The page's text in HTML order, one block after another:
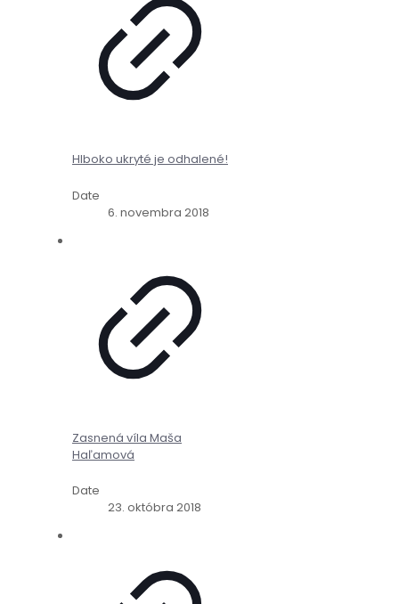
Hlboko ukryté je odhalené!
Date
6. novembra 2018
Zasnená víla Maša
Haľamová
Date
23. októbra 2018